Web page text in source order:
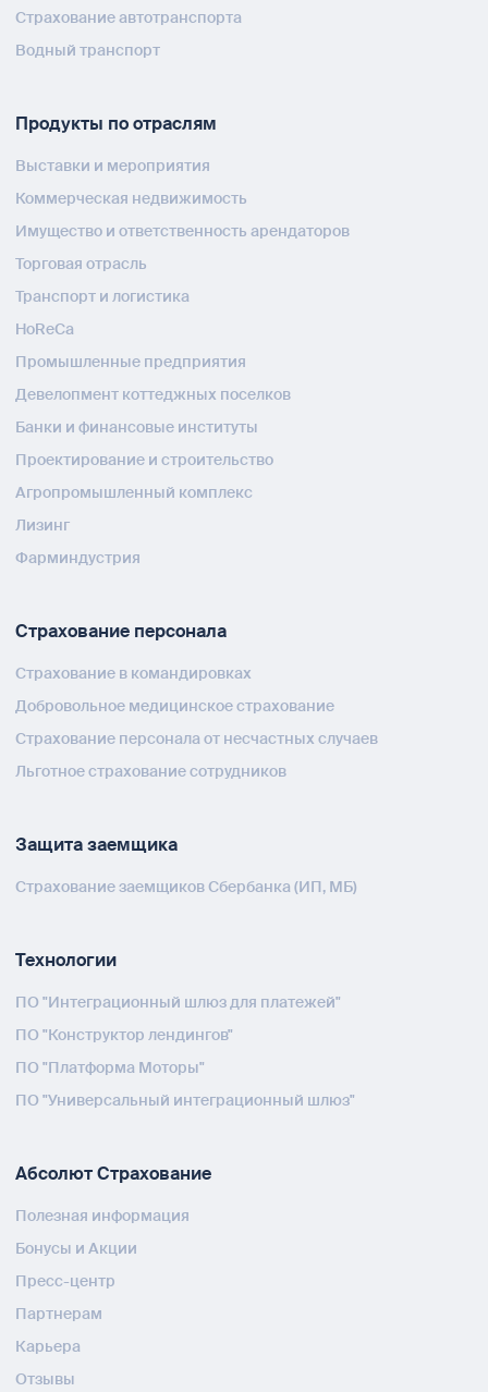
Страхование автотранспорта
Водный транспорт
Продукты по отраслям
Выставки и мероприятия
Коммерческая недвижимость
Имущество и ответственность арендаторов
Торговая отрасль
Транспорт и логистика
HoReCa
Промышленные предприятия
Девелопмент коттеджных поселков
Банки и финансовые институты
Проектирование и строительство
Агропромышленный комплекс
Лизинг
Фарминдустрия
Страхование персонала
Страхование в командировках
Добровольное медицинское страхование
Страхование персонала от несчастных случаев
Льготное страхование сотрудников
Защита заемщика
Страхование заемщиков Сбербанка (ИП, МБ)
Технологии
ПО "Интеграционный шлюз для платежей"
ПО "Конструктор лендингов"
ПО "Платформа Моторы"
ПО "Универсальный интеграционный шлюз"
Абсолют Страхование
Полезная информация
Бонусы и Акции
Пресс-центр
Партнерам
Карьера
Отзывы